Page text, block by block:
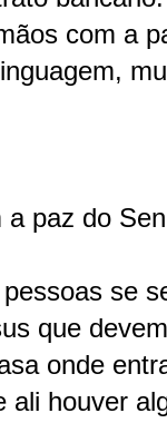
com a
paz do
se
que
onde
ali houver